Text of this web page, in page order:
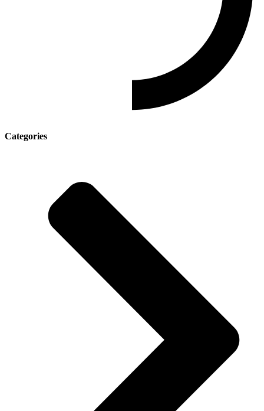
Categories